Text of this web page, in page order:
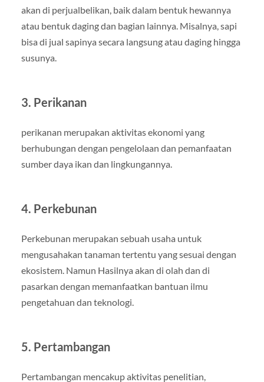
akan di perjualbelikan, baik dalam bentuk hewannya
atau bentuk daging dan bagian lainnya. Misalnya, sapi
bisa di jual sapinya secara langsung atau daging hingga
susunya.
3. Perikanan
perikanan merupakan aktivitas ekonomi yang
berhubungan dengan pengelolaan dan pemanfaatan
sumber daya ikan dan lingkungannya.
4. Perkebunan
Perkebunan merupakan sebuah usaha untuk
mengusahakan tanaman tertentu yang sesuai dengan
ekosistem. Namun Hasilnya akan di olah dan di
pasarkan dengan memanfaatkan bantuan ilmu
pengetahuan dan teknologi.
5. Pertambangan
Pertambangan mencakup aktivitas penelitian,